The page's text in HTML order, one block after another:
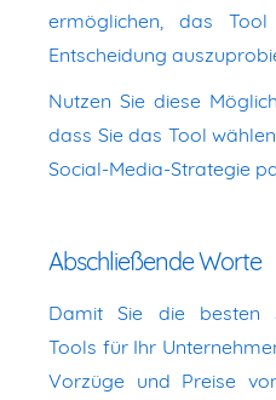
ermöglichen, das
Entscheidung
Nutzen Sie diese
dass Sie das Tool
Social-Media-Strategie
Abschließende Worte
Damit Sie die besten
Tools für Ihr
Vorzüge und Preise